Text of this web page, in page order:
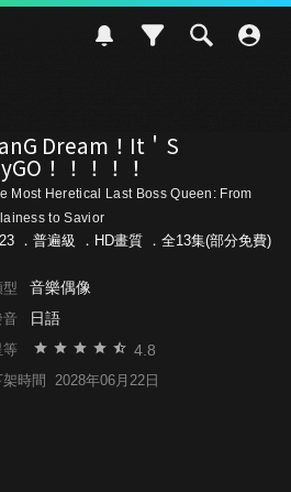
Dream！It＇S
！！！！！
Most Heretical Last Boss Queen: From
to Savior
． 普遍級 ．HD畫質 ．全13集(部分免費)
型 音樂偶像
音 日語
等 4.8
架時間 2028年06月22日